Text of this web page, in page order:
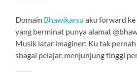
Domain Bhawikarsu aku forward
yang berminat punya alamat
Musik latar imaginer: Ku tak
sbagai pelajar, menjunjung tinggi